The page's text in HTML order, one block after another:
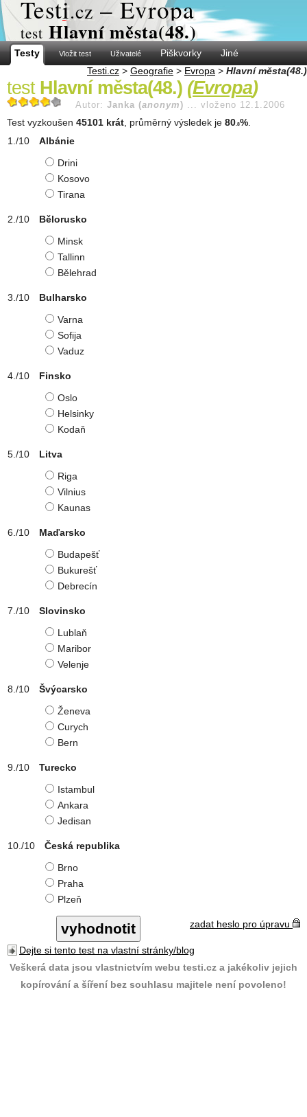
Testi.cz – Evropa
test Hlavní města(48.)
Testy Vložit test Uživatelé Piškvorky
Jiné
Testi.cz > Geografie > Evropa > Hlavní města(48.)
test Hlavní města(48.) (Evropa)
Autor: Janka (anonym ) ... vloženo 12.1.2006
Test vyzkoušen 45101 krát , průměrný výsledek je 80 .8%
Albánie
Drini
Kosovo
Tirana
Bělorusko
Minsk
Tallinn
Bělehrad
Bulharsko
Varna
Sofija
Vaduz
Finsko
Oslo
Helsinky
Kodaň
Litva
Riga
Vilnius
Kaunas
Maďarsko
Budapešť
Bukurešť
Debrecín
Slovinsko
Lublaň
Maribor
Velenje
Švýcarsko
Ženeva
Curych
Bern
Turecko
Istambul
Ankara
Jedisan
Česká republika
Brno
Praha
Plzeň
zadat heslo pro úpravu
Dejte si tento test na vlastní stránky/blog
Veškerá data jsou vlastnictvím webu testi.cz a jakékoliv jejich
kopírování a šíření bez souhlasu majitele není povoleno!